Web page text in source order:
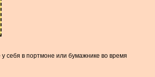
себя в портмоне или бумажнике во время